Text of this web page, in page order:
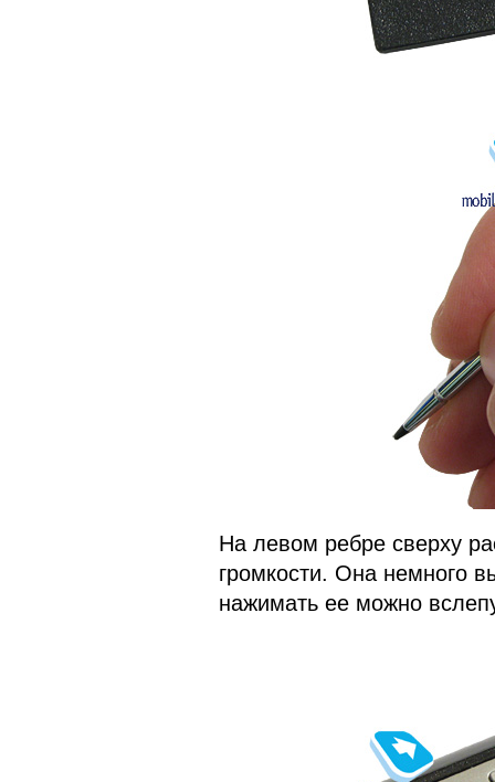
На левом ребре сверху
громкости. Она немного
нажимать ее можно